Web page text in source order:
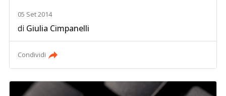
05 Set 2014
di Giulia Cimpanelli
Condividi